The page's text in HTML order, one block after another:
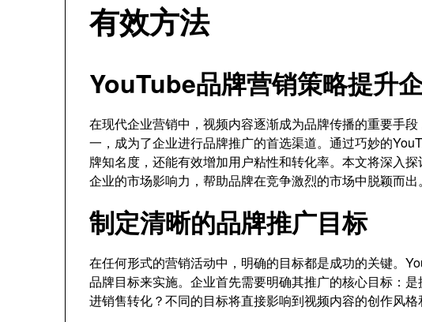
有效方法
YouTube品牌营销策略提升
在现代企业营销中，视频内容逐渐成为品牌传播的重要手
一，成为了企业进行品牌推广的首选渠道。通过巧妙的
牌知名度，还能有效增加用户粘性和转化率。本文将深入
企业的市场影响力，帮助品牌在竞争激烈的市场中脱颖而出。
制定清晰的品牌推广目标
在任何形式的营销活动中，明确的目标都是成功的关键。
品牌目标来实施。企业首先需要明确其推广的核心目标：
进销售转化？不同的目标将直接影响到视频内容的创作风格